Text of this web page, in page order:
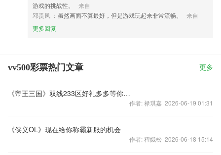
游戏的挑战性。
来自
邓贵凤 ：虽然画面不算最好，但是游戏玩起来非常流畅。
来自
更多回复
vv500彩票热门文章 更多
《帝王三国》双线233区好礼多多等你来！
作者: 禄琪嘉 2026-06-19 01:31
《侠义OL》现在给你称霸新服的机会
作者: 程娥松 2026-06-18 15:14